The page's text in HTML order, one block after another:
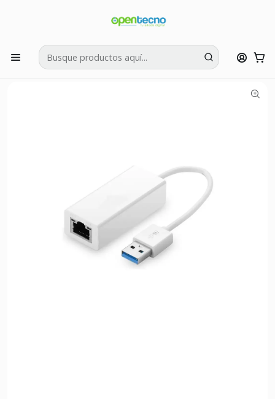
Adaptador Tarjeta Red USB 3.0 Ethernet Gigabit